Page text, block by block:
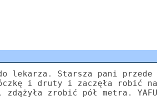
lekarza. Starsza pani
i druty i zaczęła robić
zrobić pół metra.